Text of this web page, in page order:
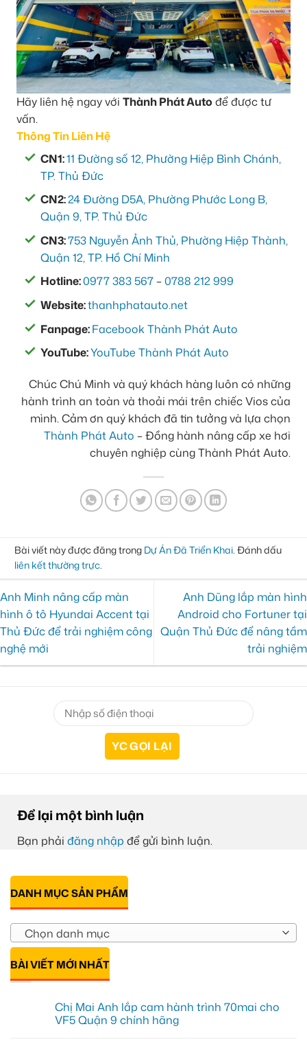
Hãy liên hệ ngay với Thành Phát Auto để được tư
vấn.
Thông Tin Liên Hệ
CN1:11 Đường số 12, Phường Hiệp Bình Chánh,
TP. Thủ Đức
CN2:24 Đường D5A, Phường Phước Long B,
Quận 9, TP. Thủ Đức
CN3:753 Nguyễn Ảnh Thủ, Phường Hiệp Thành,
Quận 12, TP. Hồ Chí Minh
Hotline:0977 383 567 –0788 212 999
Website:thanhphatauto.net
Fanpage:Facebook Thành Phát Auto
YouTube:YouTube Thành Phát Auto
Chúc Chú Minh và quý khách hàng luôn có những
hành trình an toàn và thoải mái trên chiếc Vios của
mình. Cảm ơn quý khách đã tin tưởng và lựa chọn
Thành Phát Auto – Đồng hành nâng cấp xe hơi
chuyên nghiệp cùng Thành Phát Auto.
Bài viết này được đăng trong Dự Án Đã Triển Khai. Đánh dấu
liên kết thường trực.
Anh Minh nâng cấp màn
hình ô tô Hyundai Accent tại
Thủ Đức để trải nghiệm công
nghệ mới
Anh Dũng lắp màn hình
Android cho Fortuner tại
Quận Thủ Đức để nâng tầm
trải nghiệm
Để lại một bình luận
Bạn phải đăng nhập để gửi bình luận.
DANH MỤC SẢN PHẨM
Chọn danh mục
BÀI VIẾT MỚI NHẤT
Chị Mai Anh lắp cam hành trình 70mai cho
VF5 Quận 9 chính hãng